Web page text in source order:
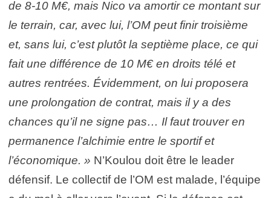
de 8-10 M€, mais Nico va amortir ce montant sur
le terrain, car, avec lui, l’OM peut finir troisième
et, sans lui, c’est plutôt la septième place, ce qui
fait une différence de 10 M€ en droits télé et
autres rentrées. Évidemment, on lui proposera
une prolongation de contrat, mais il y a des
chances qu’il ne signe pas… Il faut trouver en
permanence l’alchimie entre le sportif et
l’économique. » N’Koulou doit être le leader
défensif. Le collectif de l’OM est malade, l’équipe